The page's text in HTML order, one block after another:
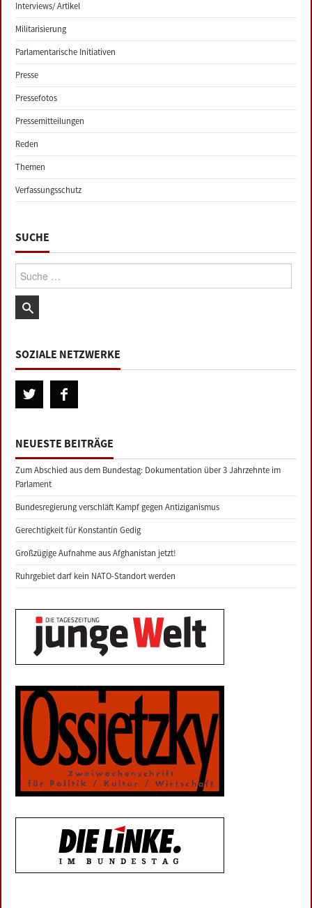
Interviews/ Artikel
Militarisierung
Parlamentarische Initiativen
Presse
Pressefotos
Pressemitteilungen
Reden
Themen
Verfassungsschutz
SUCHE
Suche:
SOZIALE NETZWERKE
NEUESTE BEITRÄGE
Zum Abschied aus dem Bundestag: Dokumentation über 3 Jahrzehnte im
Parlament
Bundesregierung verschläft Kampf gegen Antiziganismus
Gerechtigkeit für Konstantin Gedig
Großzügige Aufnahme aus Afghanistan jetzt!
Ruhrgebiet darf kein NATO-Standort werden